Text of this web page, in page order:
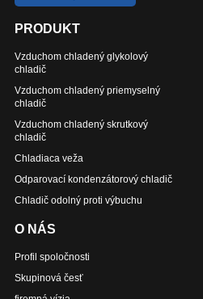
PRODUKT
Vzduchom chladený glykolový
chladič
Vzduchom chladený priemyselný
chladič
Vzduchom chladený skrutkový
chladič
Chladiaca veža
Odparovací kondenzátorový chladič
Chladič odolný proti výbuchu
O NÁS
Profil spoločnosti
Skupinová česť